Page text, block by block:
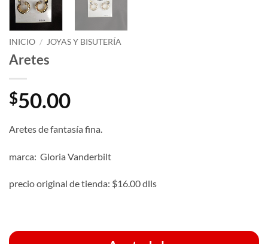
INICIO / JOYAS Y BISUTERÍA
Aretes
$50.00
Aretes de fantasía fina.
marca: Gloria Vanderbilt
precio original de tienda: $16.00 dlls